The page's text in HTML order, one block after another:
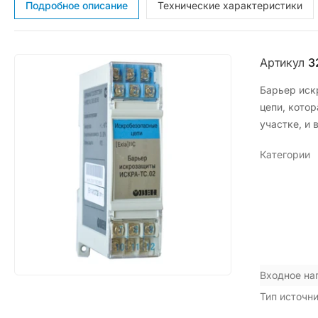
Подробное описание Технические характеристики
Артикул
Барьер
цепи,
участке, и
Категории
Входное
Тип